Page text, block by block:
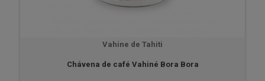
Vahine de Tahiti
Chávena de café Vahiné Bora Bora